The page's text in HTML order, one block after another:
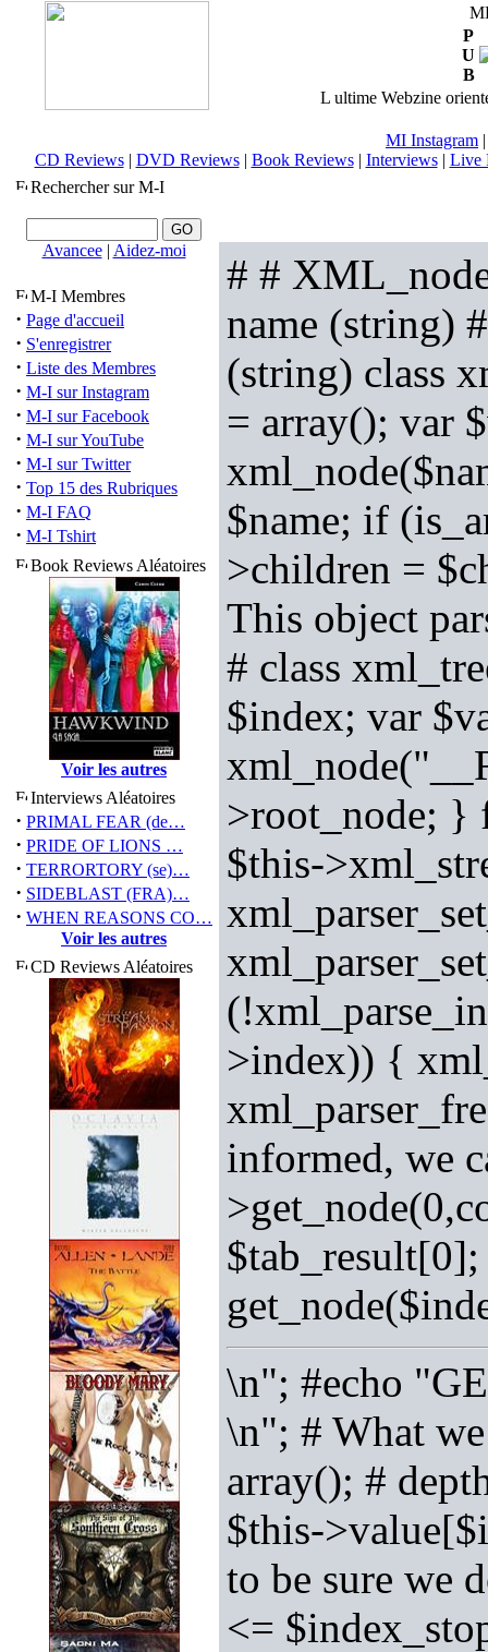
P
U
B
L ultime Webzine
MI Instagram
CD Reviews| DVD Reviews| Book Reviews| Interviews| Live
Rechercher sur M-I
Avancee| Aidez-moi
M-I Membres
· Page d'accueil
· S'enregistrer
· Liste des Membres
· M-I sur Instagram
· M-I sur Facebook
· M-I sur YouTube
· M-I sur Twitter
· Top 15 des Rubriques
· M-I FAQ
· M-I Tshirt
Book Reviews Aléatoires
Voir les autres
Interviews Aléatoires
· PRIMAL FEAR (de…
· PRIDE OF LIONS …
· TERRORTORY (se)…
· SIDEBLAST (FRA)…
· WHEN REASONS CO…
Voir les autres
CD Reviews Aléatoires
# #
name (string)
(string) class
= array(); var
$name; if
>children =
This object
# class
$index; var
>root_node; }
$this-
>index)) {
informed, we
\n"; #echo
\n"; # What
array(); #
$this-
to be sure we
<=